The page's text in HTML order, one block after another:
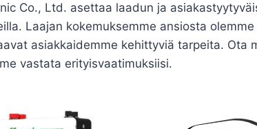
Co., Ltd. asettaa laadun ja
Laajan kokemuksemme ansiosta
asiakkaidemme kehittyviä tarpeita. Ota
vastata erityisvaatimuksiisi.